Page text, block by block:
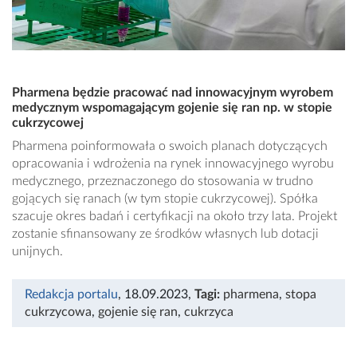
Pharmena będzie pracować nad innowacyjnym wyrobem
medycznym wspomagającym gojenie się ran np. w stopie
cukrzycowej
Pharmena poinformowała o swoich planach dotyczących
opracowania i wdrożenia na rynek innowacyjnego wyrobu
medycznego, przeznaczonego do stosowania w trudno
gojących się ranach (w tym stopie cukrzycowej). Spółka
szacuje okres badań i certyfikacji na około trzy lata. Projekt
zostanie sfinansowany ze środków własnych lub dotacji
unijnych.
Redakcja portalu, 18.09.2023, Tagi: pharmena, stopa
cukrzycowa, gojenie się ran, cukrzyca